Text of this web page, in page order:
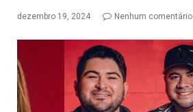
dezembro 19, 2024 Nenhum comentário